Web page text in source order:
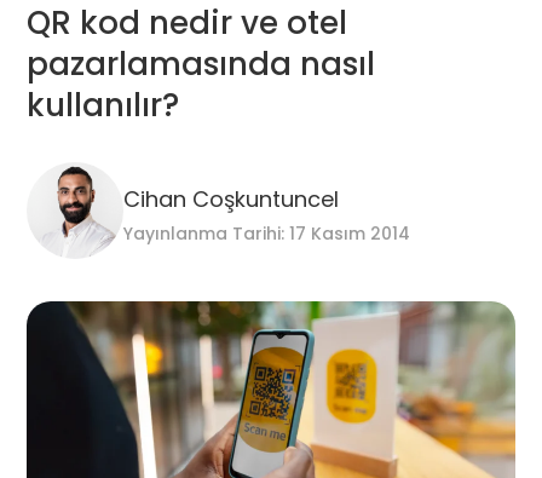
QR kod nedir ve otel
pazarlamasında nasıl
kullanılır?
Cihan Coşkuntuncel
Yayınlanma Tarihi: 17 Kasım 2014